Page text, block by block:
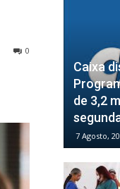
0
Caixa
de 3,2
7 Agosto,